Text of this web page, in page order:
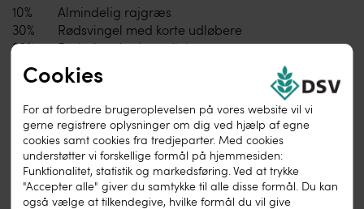
Cookies
For at forbedre brugeroplevelsen på vores website vil vi
gerne registrere oplysninger om dig ved hjælp af egne
cookies samt cookies fra tredjeparter. Med cookies
understøtter vi forskellige formål på hjemmesiden:
Funktionalitet, statistik og markedsføring. Ved at trykke
"Accepter alle" giver du samtykke til alle disse formål. Du kan
også vælge at tilkendegive, hvilke formål du vil give
10%
Almindelig rajgræs
30%
Rødsvingel med korte udløbere
30%
30%
Engrapgræs
Udsædsmængde
Anbefalet udsædsmængde 2,5-3 kg/100 m²
Udskriv denne side